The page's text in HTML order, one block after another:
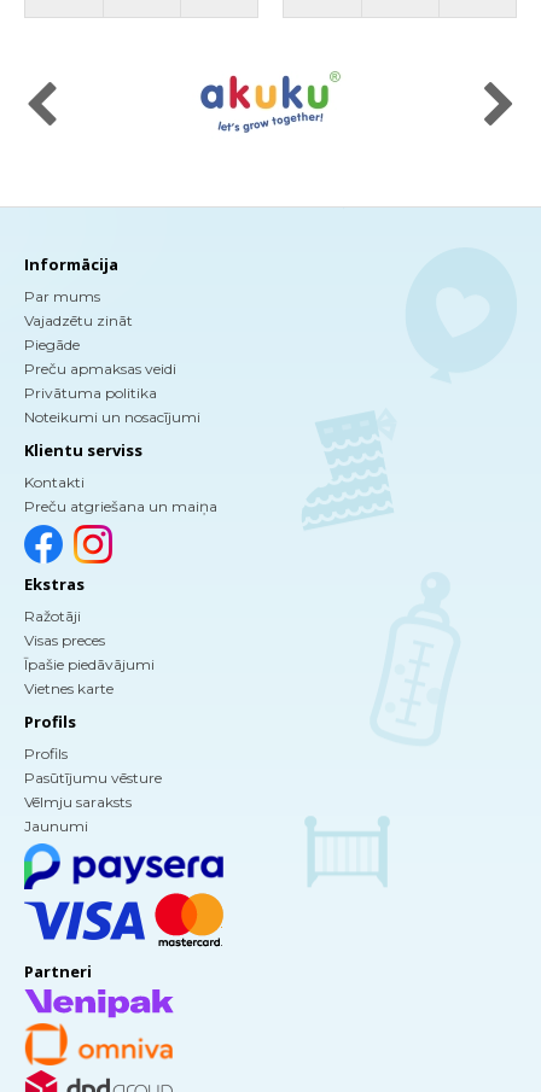
Informācija
Par mums
Vajadzētu zināt
Piegāde
Preču apmaksas veidi
Privātuma politika
Noteikumi un nosacījumi
Klientu serviss
Kontakti
Preču atgriešana un maiņa
Ekstras
Ražotāji
Visas preces
Īpašie piedāvājumi
Vietnes karte
Profils
Profils
Pasūtījumu vēsture
Vēlmju saraksts
Jaunumi
Partneri